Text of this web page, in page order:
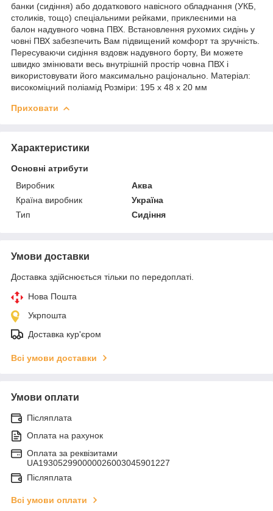
банки (сидіння) або додаткового навісного обладнання (УКБ,
столиків, тощо) спеціальними рейками, приклеєними на
балон надувного човна ПВХ. Встановлення рухомих сидінь у
човні ПВХ забезпечить Вам підвищений комфорт та зручність.
Пересуваючи сидіння вздовж надувного борту, Ви можете
швидко змінювати весь внутрішній простір човна ПВХ і
використовувати його максимально раціонально. Матеріал:
високоміцний поліамід Розміри: 195 х 48 х 20 мм
Приховати
Характеристики
Основні атрибути
Виробник
Аква
Країна виробник
Україна
Тип
Сидіння
Умови доставки
Доставка здійснюється тільки по передоплаті.
Нова Пошта
Укрпошта
Доставка кур'єром
Всі умови доставки
Умови оплати
Післяплата
Оплата на рахунок
Оплата за реквізитами
UA193052990000026003045901227
Післяплата
Всі умови оплати